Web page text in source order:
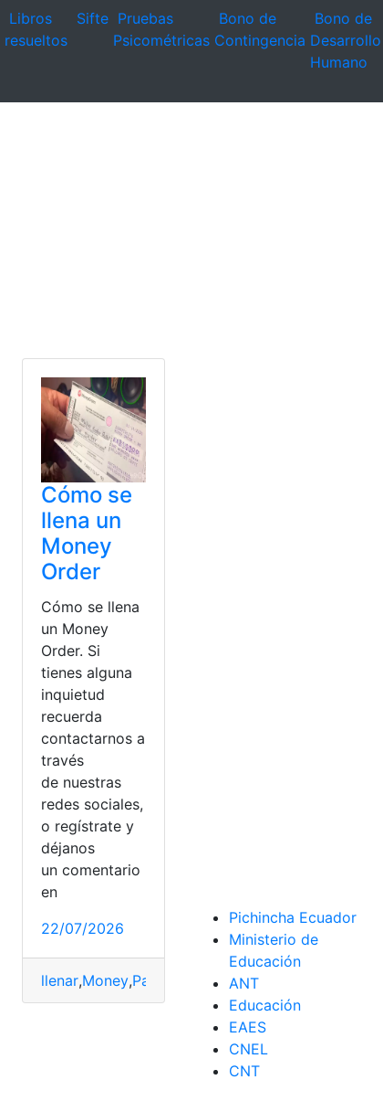
Libros
resueltos
Sifte Pruebas
Psicométricas
Bono de
Contingencia
Bono de
Desarrollo
Humano
Pagar,Pasos,Rastreo
Cómo se
llena un
Money
Order
Cómo se llena
un Money
Order. Si
tienes alguna
inquietud
recuerda
contactarnos a
través
de nuestras
redes sociales,
o regístrate y
déjanos
un comentario
en
22/07/2026
llenar,Money,Pagar Pasos, Rastreo
Pichincha Ecuador
Ministerio de
Educación
ANT
Educación
EAES
CNEL
CNT